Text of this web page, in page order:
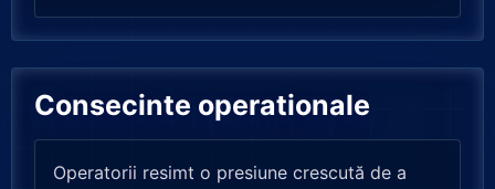
Consecinte operationale
Operatorii resimt o presiune crescută de a